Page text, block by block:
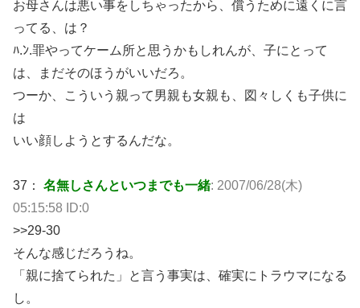
お母さんは悪い事をしちゃったから、償うために遠くに言
ってる、は？
ﾊ.ﾝ.罪やってケーム所と思うかもしれんが、子にとって
は、まだそのほうがいいだろ。
つーか、こういう親って男親も女親も、図々しくも子供に
は
いい顔しようとするんだな。
37： 名無しさんといつまでも一緒: 2007/06/28(木)
05:15:58 ID:0
>>29-30
そんな感じだろうね。
「親に捨てられた」と言う事実は、確実にトラウマになる
し。